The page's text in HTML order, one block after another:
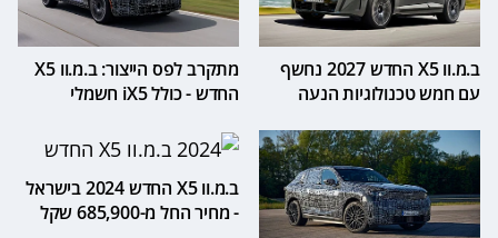
ב.מ.וו X5 החדש 2027 נחשף
עם חמש טכנולוגיות הנעה
מתקרב לפס הייצור: ב.מ.וו X5
החדש - כולל iX5 חשמלי
ב.מ.וו X5 החדש 2024 בישראל
- מחיר החל מ-685,900 שקל